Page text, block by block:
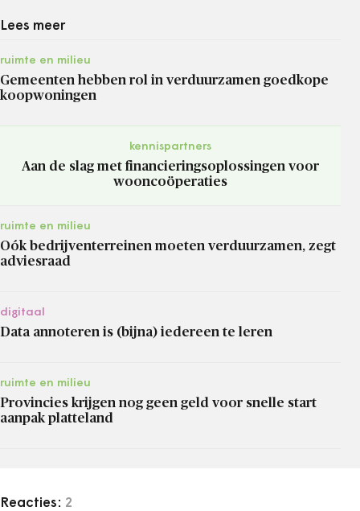
Lees meer
ruimte en milieu
Gemeenten hebben rol in verduurzamen goedkope
koopwoningen
kennispartners
Aan de slag met financieringsoplossingen voor
wooncoöperaties
ruimte en milieu
Oók bedrijventerreinen moeten verduurzamen, zegt
adviesraad
digitaal
Data annoteren is (bijna) iedereen te leren
ruimte en milieu
Provincies krijgen nog geen geld voor snelle start
aanpak platteland
Reacties: 2